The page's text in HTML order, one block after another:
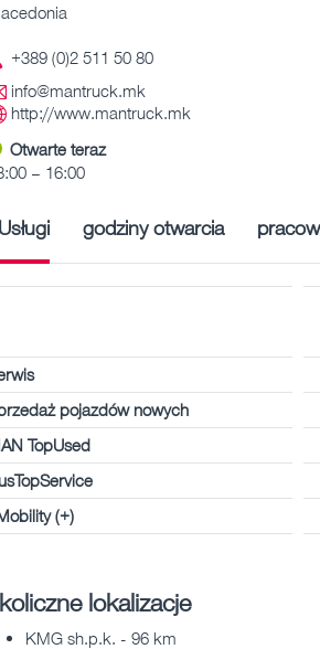
+389 (0)2 511 50 80
info@mantruck.mk
http://www.mantruck.mk
Otwarte teraz
– 16:00
Usługi godziny otwarcia
pojazdów nowych
TopUsed
(+)
lokalizacje
KMG sh.p.k. - 96 km